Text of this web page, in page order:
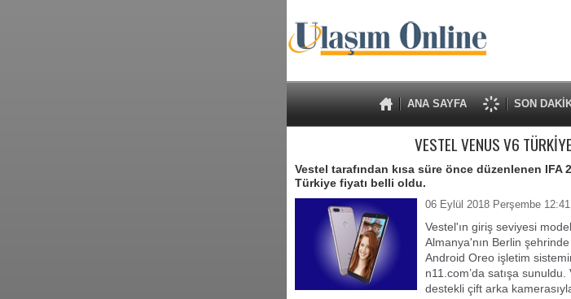
ANA SAYFA SON
VESTEL VENUS V6
Vestel tarafından kısa süre önce düzenlenen IFA
Türkiye fiyatı belli oldu.
06 Eylül 2018 Perşembe 12:41
Vestel'ın giriş seviyesi
Almanya'nın Berlin şehrinde
Android Oreo işletim
n11.com’da satışa
destekli çift arka